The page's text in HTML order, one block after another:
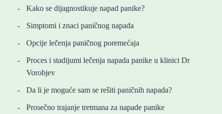
Kako se dijagnostikuje napad panike?
Simptomi i znaci paničnog napada
Opcije lečenja paničnog poremećaja
Proces i stadijumi lečenja napada panike u klinici Dr
Vorobjev
Da li je moguće sam se rešiti paničnih napada?
Prosečno trajanje tretmana za napade panike